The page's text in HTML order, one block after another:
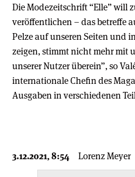
Die Modezeitschrift “Elle” will
veröffentlichen – das betreffe
Pelze auf unseren Seiten und
zeigen, stimmt nicht mehr mit
unserer Nutzer überein”, so
internationale Chefin des
Ausgaben in verschiedenen
3.12.2021, 8:54 Lorenz Meyer